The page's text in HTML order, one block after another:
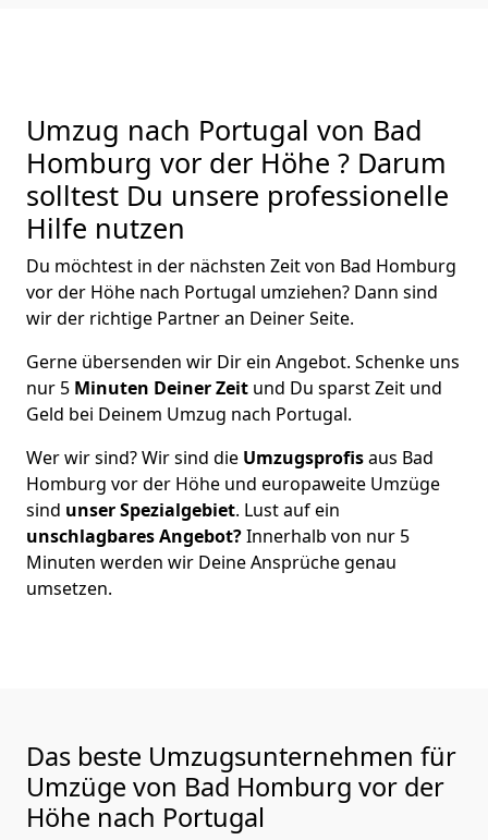
Umzug nach Portugal von Bad
Homburg vor der Höhe ? Darum
solltest Du unsere professionelle
Hilfe nutzen
Du möchtest in der nächsten Zeit von Bad Homburg
vor der Höhe nach Portugal umziehen? Dann sind
wir der richtige Partner an Deiner Seite.
Gerne übersenden wir Dir ein Angebot. Schenke uns
nur 5 Minuten Deiner Zeit und Du sparst Zeit und
Geld bei Deinem Umzug nach Portugal.
Wer wir sind? Wir sind die Umzugsprofisaus Bad
Homburg vor der Höhe und europaweite Umzüge
sind unser Spezialgebiet. Lust auf ein
unschlagbares Angebot?Innerhalb von nur 5
Minuten werden wir Deine Ansprüche genau
umsetzen.
Das beste Umzugsunternehmen für
Umzüge von Bad Homburg vor der
Höhe nach Portugal